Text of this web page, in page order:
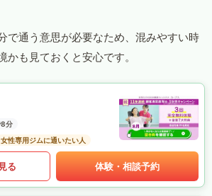
で通う意思が必要なため、混みやすい時
かも見ておくと安心です。
8分
女性専用ジムに通いたい人
る 体験・相談予約